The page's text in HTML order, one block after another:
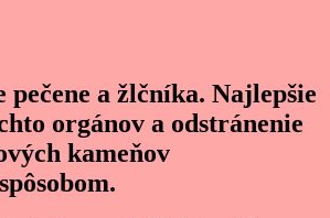
pečene a žlčníka. Najlepšie
orgánov a odstránenie
kameňov